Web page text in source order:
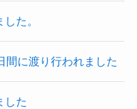
た。
間に渡り行われました
した